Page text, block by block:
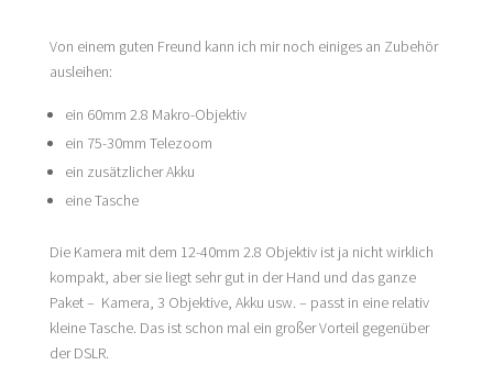
Von einem guten Freund kann ich mir noch einiges an Zubehör
ausleihen:
ein 60mm 2.8 Makro-Objektiv
ein 75-30mm Telezoom
ein zusätzlicher Akku
eine Tasche
Die Kamera mit dem 12-40mm 2.8 Objektiv ist ja nicht wirklich
kompakt, aber sie liegt sehr gut in der Hand und das ganze
Paket – Kamera, 3 Objektive, Akku usw. – passt in eine relativ
kleine Tasche. Das ist schon mal ein großer Vorteil gegenüber
der DSLR.